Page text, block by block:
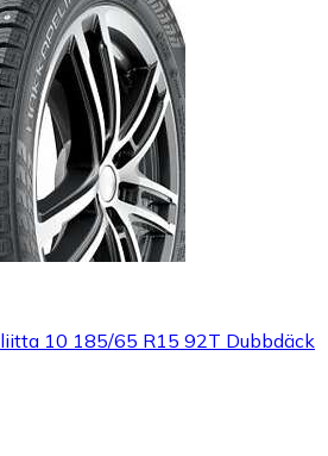
10 185/65 R15 92T Dubbdäck